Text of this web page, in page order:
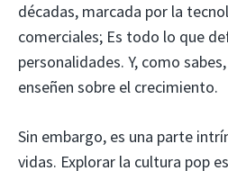
décadas, marcada por la
comerciales; Es todo lo que
personalidades. Y, como
enseñen sobre el crecimiento.
Sin embargo, es una parte
vidas. Explorar la cultura pop